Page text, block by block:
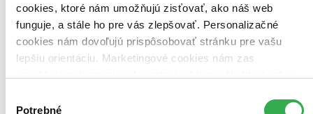
cookies, ktoré nám umožňujú zisťovať, ako náš web
funguje, a stále ho pre vás zlepšovať. Personalizačné
cookies nám dovoľujú prispôsobovať stránku pre vašu
lepšiu orientáciu. Marketingové cookies nám zas
keby sme mohli používať všetky tieto cookies. Ďakujeme!
Potrebné